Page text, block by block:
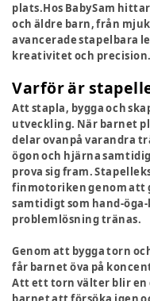
plats.Hos BabySam
och äldre barn, från
avancerade stapelbara
kreativitet och precision.
Varför är
Att stapla, bygga och
utveckling. När barnet
delar ovanpå varandra
ögon och hjärna
prova sig fram.
finmotoriken genom att
samtidigt som hand-
problemlösning tränas.
Genom att bygga torn
får barnet öva på
Att ett torn välter blir en